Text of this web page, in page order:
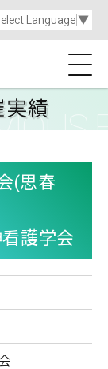
Language▼
実績
(思春
護学会